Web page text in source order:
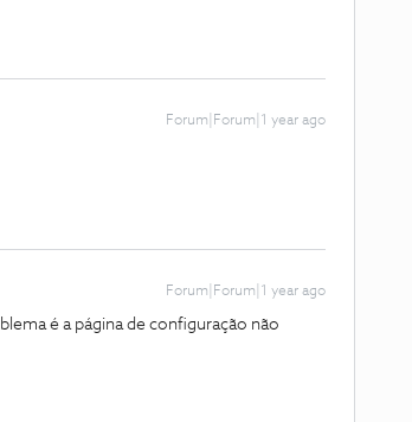
Forum|Forum|1 year ago
Forum|Forum|1 year ago
é a página de configuração não